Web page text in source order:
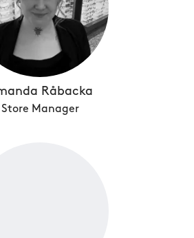
Råbacka
Store Manager